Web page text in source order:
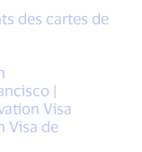
des cartes de
|
Visa
Visa de